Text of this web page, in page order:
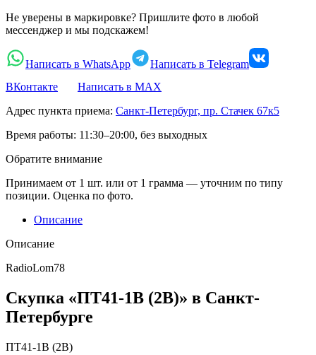
Не уверены в маркировке? Пришлите фото в любой
мессенджер и мы подскажем!
Написать в WhatsApp
Написать в Telegram
ВКонтакте
Написать в MAX
Адрес пункта приема: Санкт-Петербург, пр. Стачек 67к5
Время работы: 11:30–20:00, без выходных
Обратите внимание
Принимаем от 1 шт. или от 1 грамма — уточним по типу
позиции. Оценка по фото.
Описание
Описание
RadioLom78
Скупка «ПТ41-1В (2В)» в Санкт-
Петербурге
ПТ41-1В (2В)